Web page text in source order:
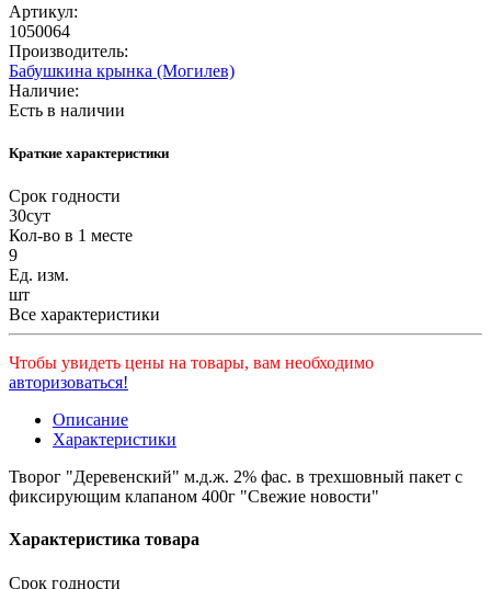
Артикул:
1050064
Производитель:
Бабушкина крынка (Могилев)
Наличие:
Есть в наличии
Краткие характеристики
Срок годности
30сут
Кол-во в 1 месте
9
Ед. изм.
шт
Все характеристики
Чтобы увидеть цены на товары, вам необходимо
авторизоваться!
Описание
Характеристики
Творог "Деревенский" м.д.ж. 2% фас. в трехшовный пакет с
фиксирующим клапаном 400г "Свежие новости"
Характеристика товара
Срок годности